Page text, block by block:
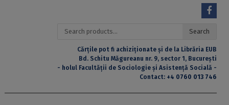
Search
Search
Cărțile pot fi achiziționate și de la Librăria EUB
Bd. Schitu Măgureanu nr. 9, sector 1, București
- holul Facultății de Sociologie și Asistență Socială -
Contact: +4 0760 013 746